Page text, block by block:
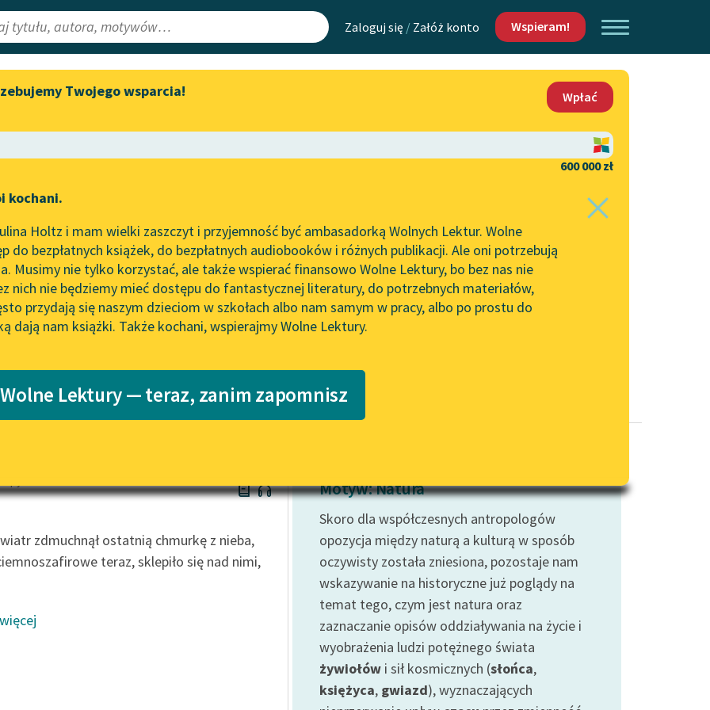
Zaloguj się / Załóż konto Wspieram!
Lektury
redakcyjne
Aktualności
„Prokurator Alicja Horn” do
literatury skandynawskiej
Spotkanie z Katarzyną Tunkiel
w Oslo
102. lata temu zmarł Joseph
Conrad
Lektury szkolne i klasyka
literatury do słuchania dla
E-kolekcja lektur szkolnych i
literatury do słuchania dla
niepełnosprawnościami
Feministyczne inspiracje.
Popularyzacja skandynawskiej
Mapa Wolnych Lektur
Leśmianator
API
OAI-PMH
Widget Wolnych Lektur
Katalog
Katalog w formacie PDF
Kontakt
O projekcie
Zasady wykorzystania
Wolnych Lektur
Logotypy
Materiały promocyjne
wrażliwych
Deklaracja dostępności
Twojego wsparcia!
Wpłać
600 000 zł
kochani.
Holtz i mam wielki zaszczyt i przyjemność być ambasadorką Wolnych Lektur. Wolne
do bezpłatnych książek, do bezpłatnych audiobooków i różnych publikacji. Ale oni potrzebują
Musimy nie tylko korzystać, ale także wspierać finansowo Wolne Lektury, bo bez nas nie
nich nie będziemy mieć dostępu do fantastycznej literatury, do potrzebnych materiałów,
przydają się naszym dzieciom w szkołach albo nam samym w pracy, albo po prostu do
dają nam książki. Także kochani, wspierajmy Wolne Lektury.
Lektury — teraz, zanim zapomnisz
Spyri ✖ Pozytywizm✖
zdmuchnął ostatnią chmurkę z nieba,
teraz, sklepiło się nad nimi,
Motyw: Natura
Skoro dla współczesnych antropologów
opozycja między naturą a kulturą w sposób
oczywisty została zniesiona, pozostaje nam
wskazywanie na historyczne już poglądy na
temat tego, czym jest natura oraz
zaznaczanie opisów oddziaływania na życie i
wyobrażenia ludzi potężnego świata
żywiołów i sił kosmicznych (słońca,
księżyca, gwiazd), wyznaczających